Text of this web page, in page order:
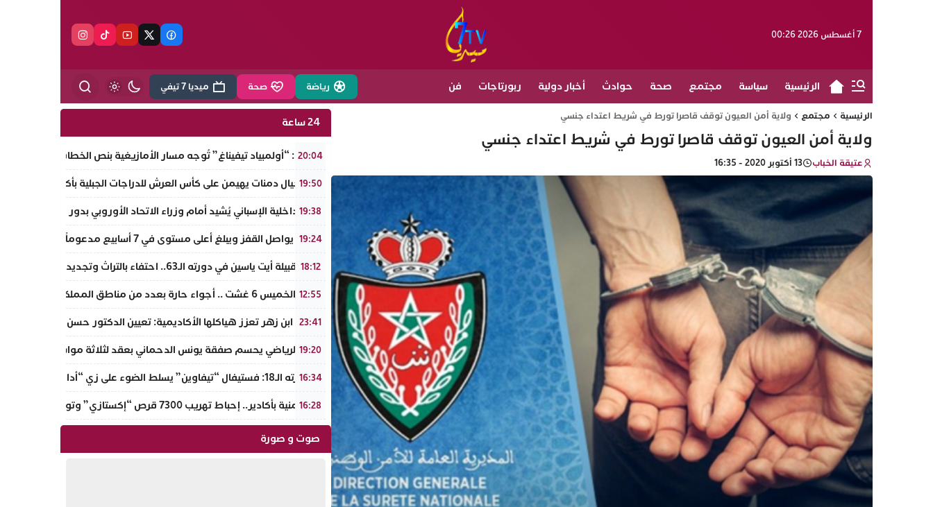
7 أغسطس 2026 00:26
الرئيسية سياسة مجتمع صحة حوادث أخبار دولية ربورتاجات فن رياضة صحة ميديا 7 تيفي
الرئيسية مجتمع ولاية أمن العيون توقف قاصرا تورط في شريط اعتداء جنسي
ولاية أمن العيون توقف قاصرا تورط في شريط اعتداء جنسي
عتيقة الخباب 13 أكتوبر 2020 - 16:35
24 ساعة
20:04
تفراوت: “أولمبياد تيفيناغ” تُوجه مسار الأمازيغية بنص الخطاب الملكي
19:50
نادي أجيال دمنات يهيمن على كأس العرش للدراجات الجبلية بأكادير.. مروان
19:38
وزير الداخلية الإسباني يُشيد أمام وزراء الاتحاد الأوروبي بدور المغرب
19:24
الذهب يواصل القفز ويبلغ أعلى مستوى في 7 أسابيع مدعوماً بتراجع الدولار وانخفاض عوائد السندات
18:12
ملتقى قبيلة أيت ياسين في دورته الـ63.. احتفاء بالتراث وتجديد لروح الانتماء الوطني
12:55
طقس الخميس 6 غشت .. أجواء حارة بعدد من مناطق المملكة
23:41
جامعة ابن زهر تعزز هياكلها الأكاديمية: تعيين الدكتور حسن حمائز نائبا
19:20
الرجاء الرياضي يحسم صفقة يونس الدحماني بعقد لثلاثة مواسم
16:34
في دورته الـ18: فستيفال “تيفاوين” يسلط الضوء على زي “أدال” الأمازيغي ويكرم رائدات التطريز والتصميم بالـأطلس الصغير
16:28
ضربة أمنية بأكادير.. إحباط تهريب 7300 قرص “إكستازي” وتوقيف عنصرين من ذوي السوابق
صوت و صورة